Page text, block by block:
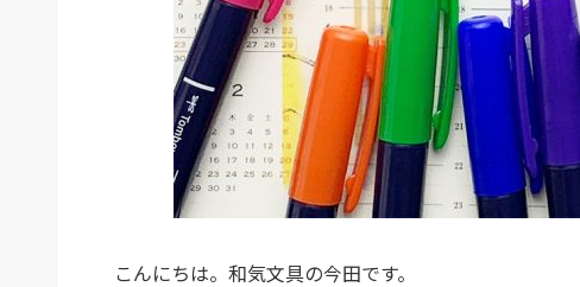
こんにちは。和気文具の今田です。